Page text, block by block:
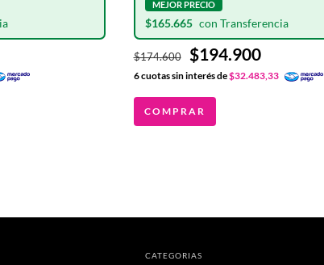
$174.600 $194.900
$165.665
6cuotas sin interés de$32.483,33
COMPRAR
CATEGORIAS